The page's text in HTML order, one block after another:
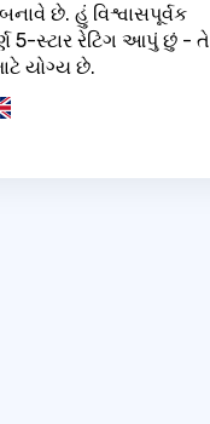
છે. હું વિશ્વાસપૂર્વક
5-સ્ટાર રેટિંગ આપું છું - તે
યોગ્ય છે.